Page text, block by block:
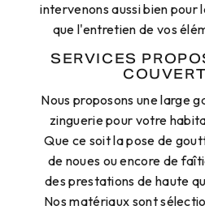
intervenons aussi bien pour
que l'entretien de vos
SERVICES
Nous proposons une large
zinguerie pour votre
Que ce soit la pose de
de noues ou encore de
des prestations de haute
Nos matériaux sont